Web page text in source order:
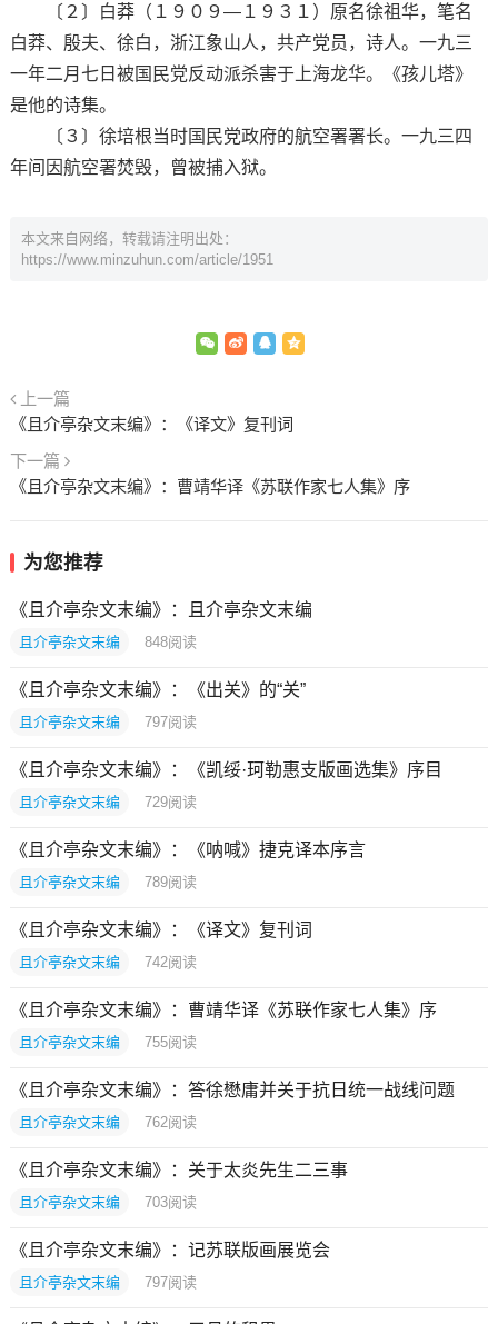
〔２〕白莽（１９０９—１９３１）原名徐祖华，笔名
白莽、殷夫、徐白，浙江象山人，共产党员，诗人。一九三
一年二月七日被国民党反动派杀害于上海龙华。《孩儿塔》
是他的诗集。
〔３〕徐培根当时国民党政府的航空署署长。一九三四
年间因航空署焚毁，曾被捕入狱。
本文来自网络，转载请注明出处：
https://www.minzuhun.com/article/1951
上一篇
《且介亭杂文末编》：《译文》复刊词
下一篇
《且介亭杂文末编》：曹靖华译《苏联作家七人集》序
为您推荐
《且介亭杂文末编》：且介亭杂文末编
且介亭杂文末编 848阅读
《且介亭杂文末编》：《出关》的“关”
且介亭杂文末编 797阅读
《且介亭杂文末编》：《凯绥·珂勒惠支版画选集》序目
且介亭杂文末编 729阅读
《且介亭杂文末编》：《呐喊》捷克译本序言
且介亭杂文末编 789阅读
《且介亭杂文末编》：《译文》复刊词
且介亭杂文末编 742阅读
《且介亭杂文末编》：曹靖华译《苏联作家七人集》序
且介亭杂文末编 755阅读
《且介亭杂文末编》：答徐懋庸并关于抗日统一战线问题
且介亭杂文末编 762阅读
《且介亭杂文末编》：关于太炎先生二三事
且介亭杂文末编 703阅读
《且介亭杂文末编》：记苏联版画展览会
且介亭杂文末编 797阅读